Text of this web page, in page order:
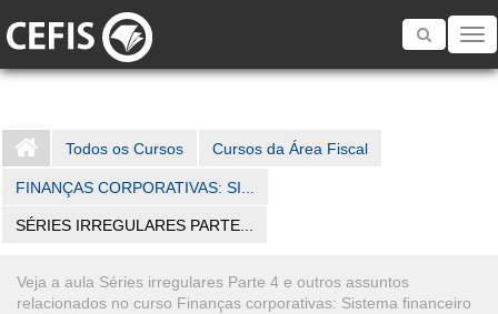
Toggle
Todos os Cursos Cursos da Área Fiscal
FINANÇAS CORPORATIVAS: SI...
SÉRIES IRREGULARES PARTE...
Veja a aula Séries irregulares Parte 4 e outros assuntos
relacionados no curso Finanças corporativas: Sistema financeiro